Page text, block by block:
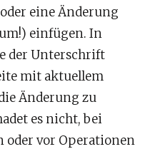
eine Änderung
einfügen. In
der Unterschrift
mit aktuellem
Änderung zu
es nicht, bei
oder vor Operationen